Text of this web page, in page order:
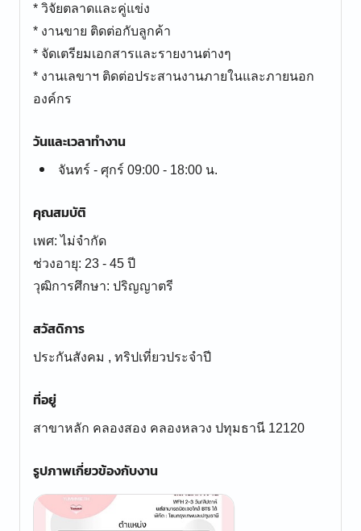
* วิจัยตลาดและคู่แข่ง
* งานขาย ติดต่อกับลูกค้า
* จัดเตรียมเอกสารและรายงานต่างๆ
* งานเลขาฯ ติดต่อประสานงานภายในและภายนอก
องค์กร
วันและเวลาทำงาน
จันทร์ - ศุกร์ 09:00 - 18:00 น.
คุณสมบัติ
เพศ: ไม่จำกัด
ช่วงอายุ: 23 - 45 ปี
สวัสดิการ
ประกันสังคม , ทริปเที่ยวประจำปี
ที่อยู่
สาขาหลัก คลองสอง คลองหลวง ปทุมธานี 12120
รูปภาพเกี่ยวข้องกับงาน